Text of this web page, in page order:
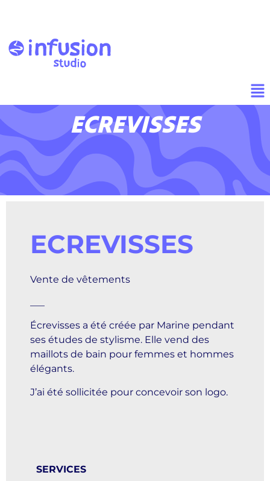
ECREVISSES
ECREVISSES
Vente de vêtements
Écrevisses a été créée par Marine pendant
ses études de stylisme. Elle vend des
maillots de bain pour femmes et hommes
élégants.
J’ai été sollicitée pour concevoir son logo.
SERVICES